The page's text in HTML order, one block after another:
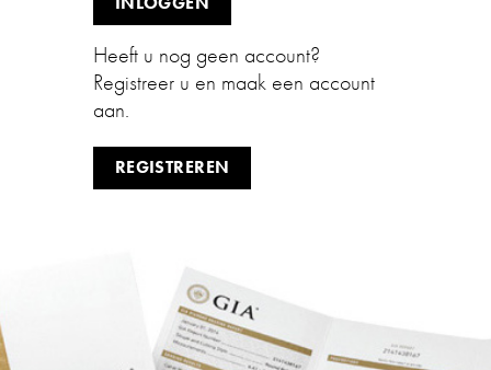
Heeft u nog geen account?
Registreer u en maak een account
aan.
REGISTREREN